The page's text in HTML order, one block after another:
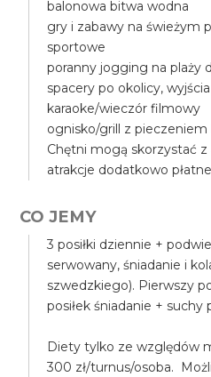
balonowa bitwa wodna
gry i zabawy na świeżym
sportowe
poranny jogging na plaży
spacery po okolicy,
karaoke/wieczór filmowy
ognisko/grill z pieczeniem
Chętni mogą skorzystać
atrakcje dodatkowo płatne
CO JEMY
3 posiłki dziennie +
serwowany, śniadanie i
szwedzkiego). Pierwszy
posiłek śniadanie + suchy
Diety tylko ze względów
300 zł/turnus/osoba.